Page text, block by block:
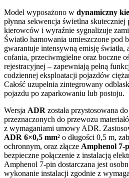
Model wyposażono w dynamiczny
płynna sekwencja świetlna
kierowców i wyraźnie sygnalizuje
Światło hamowania umieszczone pod
gwarantuje intensywną emisję światła,
cofania, przeciwmgielne oraz boczne
rejestracyjnej – zapewniają pełną
codziennej eksploatacji pojazdów
Całość uzupełnia zintegrowany
pojazdu po zaparkowaniu lub postoju.
Wersja ADR została przystosowana
przeznaczonych do przewozu
z wymaganiami umowy ADR.
ADR 6×0,5 mm² o długości 0,5 m,
ochronnym, oraz złącze Amphenol 7-
bezpieczne połączenie z instalacją
Amphenol 7-pin dostarczana jest
wykonanie instalacji zgodnie z